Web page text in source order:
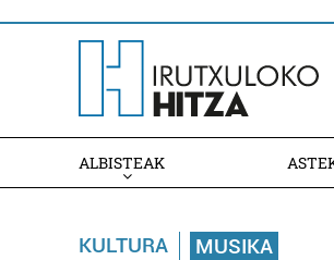
ALBISTEAK
KULTURA MUSIKA